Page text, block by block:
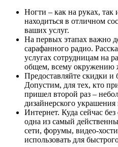
Ногти – как на руках,
находиться в отличном
ваших услуг.
На первых этапах важно
сарафанного радио.
услугах сотрудницам на
общем, всему окружению
Предоставляйте скидки и
Допустим, для тех, кто
пришел второй раз –
дизайнерского
Интернет. Куда сейчас
одна из самый
сети, форумы, видео-
использовать для